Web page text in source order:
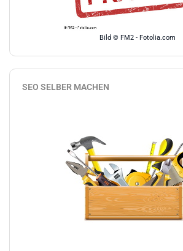
Bild © FM2 - Fotolia.com
SEO SELBER MACHEN